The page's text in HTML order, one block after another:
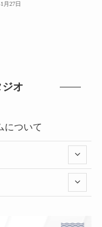
月27日
オ
について